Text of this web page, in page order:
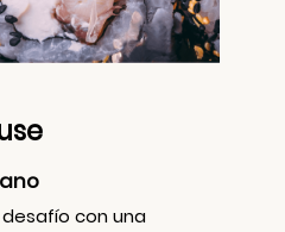
con una